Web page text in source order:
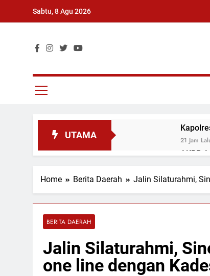
Sabtu, 8 Agu 2026
UTAMA
21 Jam
AKBP
21 Jam
Bulan
21 Jam
Kadis
Home Berita Daerah Jalin Silaturahmi,
BERITA DAERAH
Jalin Silaturahmi,
one line dengan